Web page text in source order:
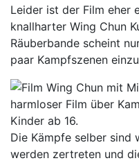
Leider ist der Film eher
knallharter Wing Chun
Räuberbande scheint
paar Kampfszenen
Die Kämpfe selber sind
werden zertreten und